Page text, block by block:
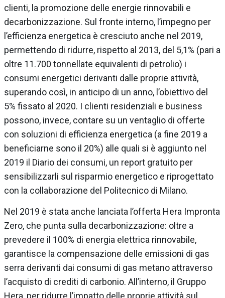
clienti, la promozione delle energie rinnovabili e
decarbonizzazione. Sul fronte interno, l’impegno per
l’efficienza energetica è cresciuto anche nel 2019,
permettendo di ridurre, rispetto al 2013, del 5,1% (pari a
oltre 11.700 tonnellate equivalenti di petrolio) i
consumi energetici derivanti dalle proprie attività,
superando così, in anticipo di un anno, l’obiettivo del
5% fissato al 2020. I clienti residenziali e business
possono, invece, contare su un ventaglio di offerte
con soluzioni di efficienza energetica (a fine 2019 a
beneficiarne sono il 20%) alle quali si è aggiunto nel
2019 il Diario dei consumi, un report gratuito per
sensibilizzarli sul risparmio energetico e riprogettato
con la collaborazione del Politecnico di Milano.
Nel 2019 è stata anche lanciata l’offerta Hera Impronta
Zero, che punta sulla decarbonizzazione: oltre a
prevedere il 100% di energia elettrica rinnovabile,
garantisce la compensazione delle emissioni di gas
serra derivanti dai consumi di gas metano attraverso
l’acquisto di crediti di carbonio. All’interno, il Gruppo
Hera, per ridurre l’impatto delle proprie attività sul